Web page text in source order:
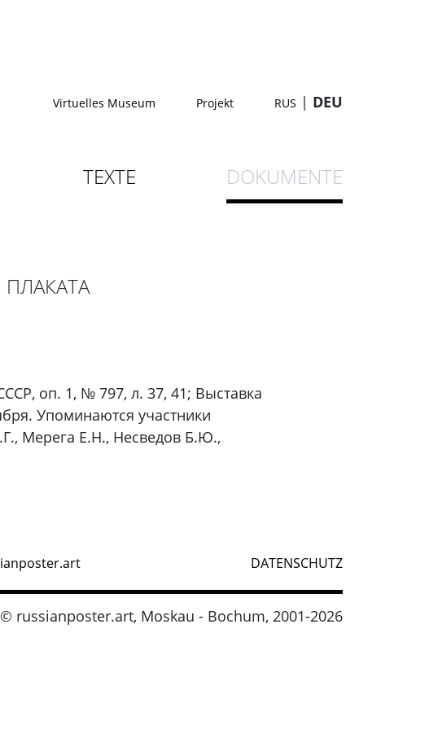
Virtuelles Museum Projekt RUS | DEU
TEXTE DOKUMENTE
оп. 1, № 797, л. 37, 41; Выставка
Упоминаются участники
Мерега Е.Н., Несведов Б.Ю.,
DATENSCHUTZ
© russianposter.art, Moskau - Bochum, 2001-2026